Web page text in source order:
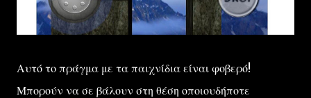
Αυτό το πράγμα με τα παιχνίδια είναι φοβερό!
Μπορούν να σε βάλουν στη θέση οποιουδήποτε